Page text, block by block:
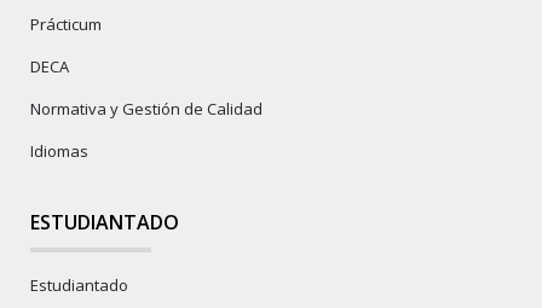
Prácticum
DECA
Normativa y Gestión de Calidad
Idiomas
ESTUDIANTADO
Estudiantado